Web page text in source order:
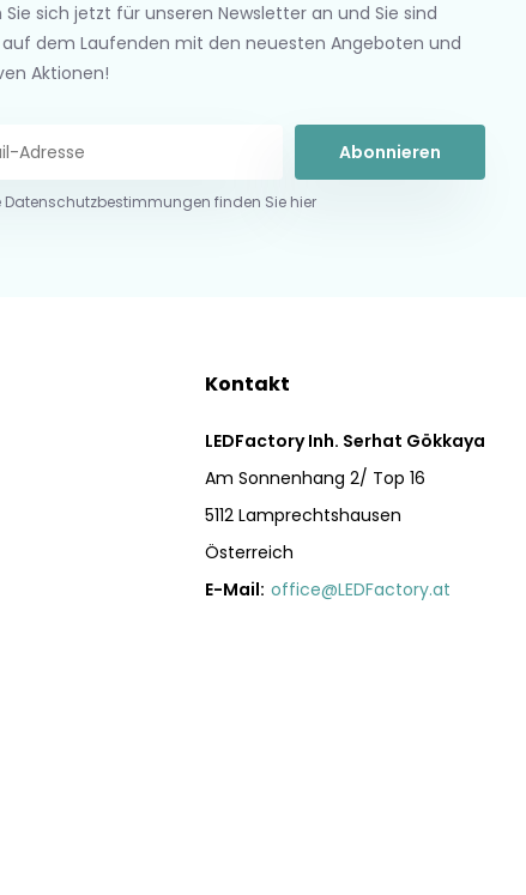
Sie sich jetzt für unseren Newsletter an und Sie sind
dem Laufenden mit den neuesten Angeboten und
Aktionen!
Abonnieren
Datenschutzbestimmungen finden Sie hier
Kontakt
LEDFactory Inh. Serhat Gökkaya
Am Sonnenhang 2/ Top 16
5112 Lamprechtshausen
Österreich
E-Mail: office@LEDFactory.at